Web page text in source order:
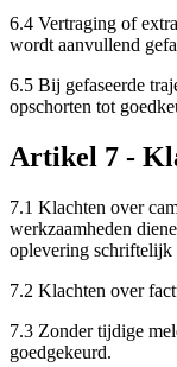
6.4 Vertraging of
wordt aanvullend
6.5 Bij gefaseerde
opschorten tot
Artikel 7 -
7.1 Klachten over
werkzaamheden
oplevering schriftelijk
7.2 Klachten over
7.3 Zonder tijdige
goedgekeurd.